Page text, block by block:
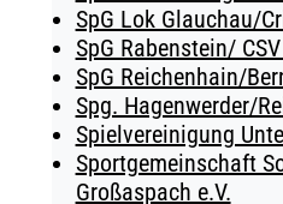
SpG Lok Glauchau/
SpG Rabenstein/
SpG Reichenhain/
Spg. Hagenwerder/
Spielvereinigung
Sportgemeinschaft
Großaspach e.V.